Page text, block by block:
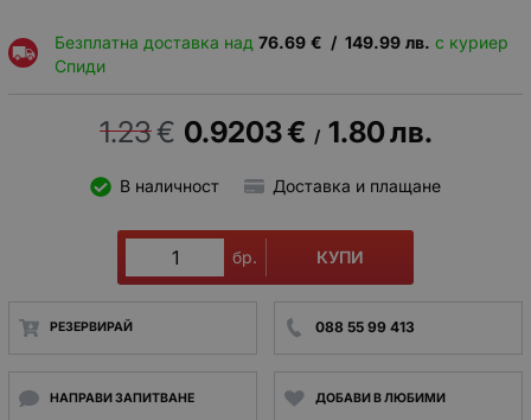
Безплатна доставка над 76.69 € / 149.99 лв. с куриер
Спиди
1.23€ 0.9203€ / 1.80лв.
В наличност Доставка и плащане
бр. КУПИ
РЕЗЕРВИРАЙ 088 55 99 413
НАПРАВИ ЗАПИТВАНЕ ДОБАВИ В ЛЮБИМИ